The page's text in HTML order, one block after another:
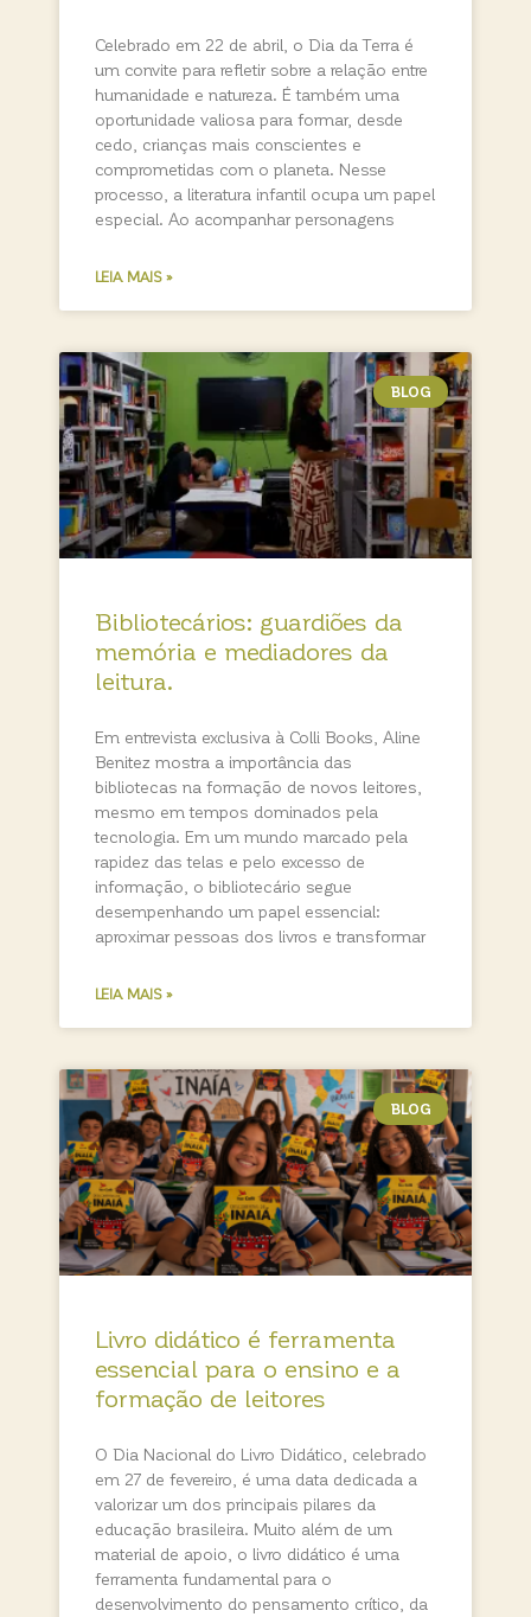
Celebrado em 22 de abril, o Dia da Terra é
um convite para refletir sobre a relação entre
humanidade e natureza. É também uma
oportunidade valiosa para formar, desde
cedo, crianças mais conscientes e
comprometidas com o planeta. Nesse
processo, a literatura infantil ocupa um papel
especial. Ao acompanhar personagens
LEIA MAIS »
BLOG
Bibliotecários: guardiões da
memória e mediadores da
leitura.
Em entrevista exclusiva à Colli Books, Aline
Benitez mostra a importância das
bibliotecas na formação de novos leitores,
mesmo em tempos dominados pela
tecnologia. Em um mundo marcado pela
rapidez das telas e pelo excesso de
informação, o bibliotecário segue
desempenhando um papel essencial:
aproximar pessoas dos livros e transformar
LEIA MAIS »
BLOG
Livro didático é ferramenta
essencial para o ensino e a
formação de leitores
O Dia Nacional do Livro Didático, celebrado
em 27 de fevereiro, é uma data dedicada a
valorizar um dos principais pilares da
educação brasileira. Muito além de um
material de apoio, o livro didático é uma
ferramenta fundamental para o
desenvolvimento do pensamento crítico, da